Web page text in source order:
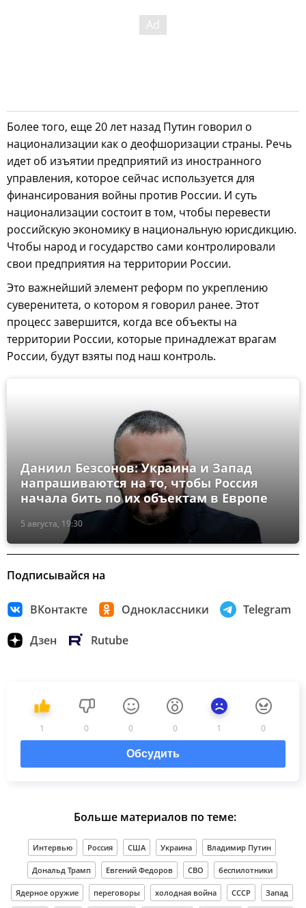
Более того, еще 20 лет назад Путин говорил о
национализации как о деофшоризации страны. Речь
идет об изъятии предприятий из иностранного
управления, которое сейчас используется для
финансирования войны против России. И суть
национализации состоит в том, чтобы перевести
российскую экономику в национальную юрисдикцию.
Чтобы народ и государство сами контролировали
свои предприятия на территории России.
Это важнейший элемент реформ по укреплению
суверенитета, о котором я говорил ранее. Этот
процесс завершится, когда все объекты на
территории России, которые принадлежат врагам
России, будут взяты под наш контроль.
5 августа, 19:30
Даниил Безсонов: Украина и Запад
напрашиваются на то, чтобы Россия
начала бить по их объектам в Европе
Подписывайся на
ВКонтакте Одноклассники Telegram
Дзен Rutube
1 0 0 0 1 0
Обсудить
Больше материалов по теме:
Интервью Россия США Украина Владимир Путин
Дональд Трамп Евгений Федоров СВО беспилотники
Ядерное оружие переговоры холодная война СССР Запад